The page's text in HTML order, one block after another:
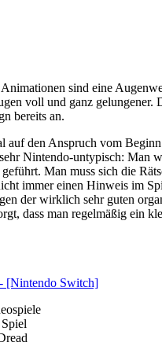
sind eine
voll und ganz gelungener.
bereits an.
auf den Anspruch vom
Nintendo-untypisch: Man
Man muss sich die
immer einen Hinweis im
der wirklich sehr guten
dass man regelmäßig ein
[Nintendo Switch]